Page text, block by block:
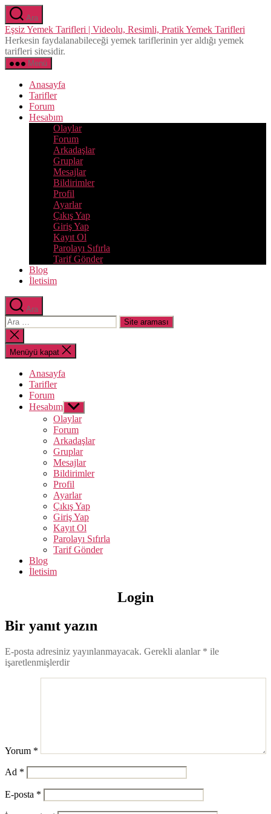
İçeriğe
atla
Ara
Eşsiz Yemek Tarifleri | Videolu, Resimli, Pratik Yemek Tarifleri
Herkesin faydalanabileceği yemek tariflerinin yer aldığı yemek
tarifleri sitesidir.
Menü
Anasayfa
Tarifler
Forum
Hesabım
Olaylar
Forum
Arkadaşlar
Gruplar
Mesajlar
Bildirimler
Profil
Ayarlar
Çıkış Yap
Giriş Yap
Kayıt Ol
Parolayı Sıfırla
Tarif Gönder
Blog
İletisim
Ara
Arama
yap:
Aramayı
kapat
Menüyü kapat
Anasayfa
Tarifler
Forum
Hesabım Alt
menüyü
göster
Olaylar
Forum
Arkadaşlar
Gruplar
Mesajlar
Bildirimler
Profil
Ayarlar
Çıkış Yap
Giriş Yap
Kayıt Ol
Parolayı Sıfırla
Tarif Gönder
Blog
İletisim
Login
Bir yanıt yazın
E-posta adresiniz yayınlanmayacak. Gerekli alanlar * ile
işaretlenmişlerdir
Yorum *
Ad *
E-posta *